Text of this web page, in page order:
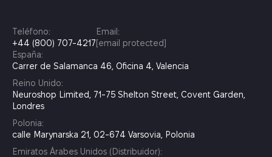
Teléfono:
+44 (800) 707-4217
Email:
[email protected]
España:
Carrer de Salamanca 46, Oficina 4, Valencia
Reino Unido:
Neuroshop Limited, 71-75 Shelton Street, Covent Garden,
Londres
Polonia:
calle Marynarska 21, 02-674 Varsovia, Polonia
Emiratos Árabes Unidos (Distribuidor):